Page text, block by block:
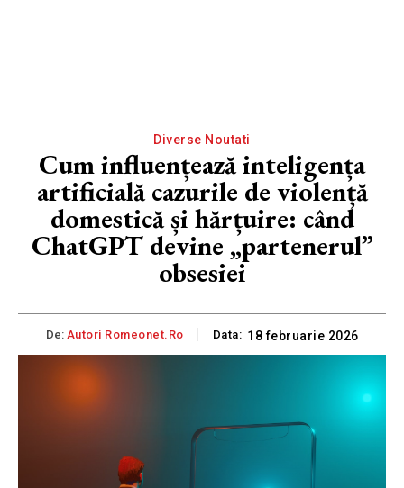
Diverse Noutati
Cum influențează inteligența
artificială cazurile de violență
domestică și hărțuire: când
ChatGPT devine „partenerul”
obsesiei
De: Autori Romeonet.ro Data: 18 februarie 2026